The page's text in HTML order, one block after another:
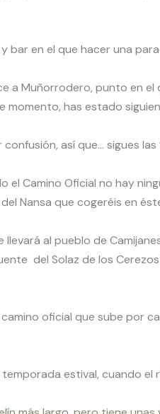
bar en el que hacer una
a Muñorrodero, punto en el
momento, has estado
así que… sigues
Camino Oficial no hay
Nansa que cogeréis en
al pueblo de
del Solaz de los
oficial que sube por
estival, cuando el